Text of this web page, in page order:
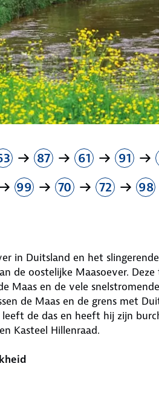
87 61 91
99 70 72 98
in Duitsland en het
de oostelijke Maasoever.
Maas en de vele
de Maas en de grens met
de das en heeft hij zijn
Kasteel Hillenraad.